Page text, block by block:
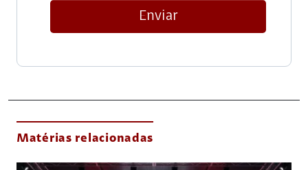
Enviar
Matérias relacionadas